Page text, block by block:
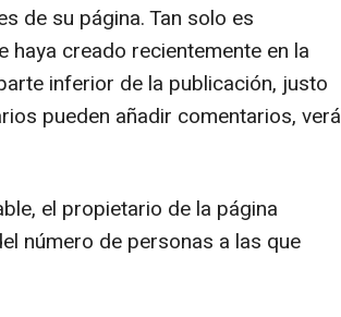
de su página. Tan solo es
haya creado recientemente en la
inferior de la publicación, justo
pueden añadir comentarios, verá
el propietario de la página
número de personas a las que